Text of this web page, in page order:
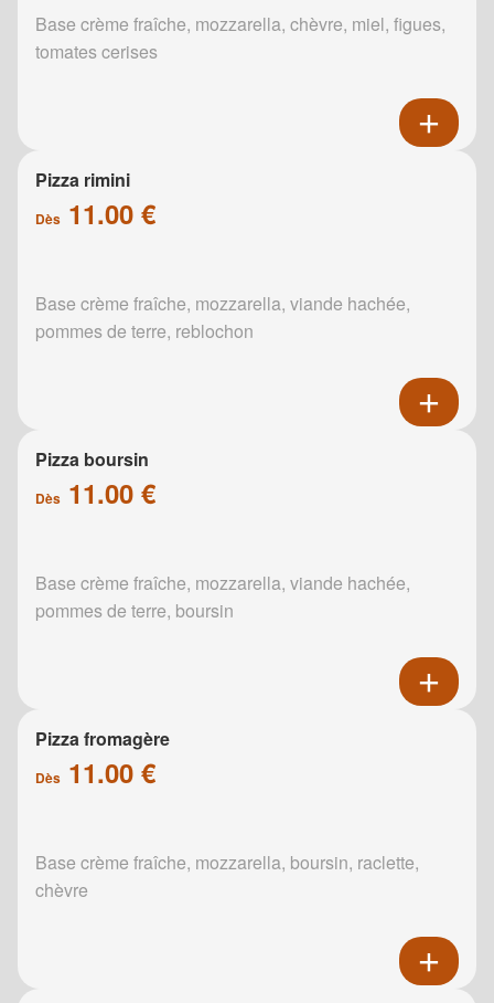
Base crème fraîche, mozzarella, chèvre, miel, figues,
tomates cerises
Pizza rimini
Dès 11.00 €
Base crème fraîche, mozzarella, viande hachée,
pommes de terre, reblochon
Pizza boursin
Dès 11.00 €
Base crème fraîche, mozzarella, viande hachée,
pommes de terre, boursin
Pizza fromagère
Dès 11.00 €
Base crème fraîche, mozzarella, boursin, raclette,
chèvre